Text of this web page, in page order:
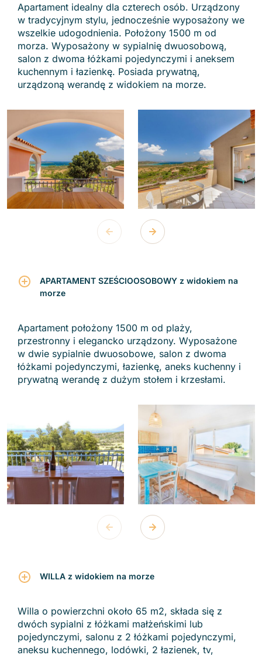
Apartament idealny dla czterech osób. Urządzony
w tradycyjnym stylu, jednocześnie wyposażony we
wszelkie udogodnienia. Położony 1500 m od
morza. Wyposażony w sypialnię dwuosobową,
salon z dwoma łóżkami pojedynczymi i aneksem
kuchennym i łazienkę. Posiada prywatną,
urządzoną werandę z widokiem na morze.
APARTAMENT SZEŚCIOOSOBOWY z widokiem na
morze
Apartament położony 1500 m od plaży,
przestronny i elegancko urządzony. Wyposażone
w dwie sypialnie dwuosobowe, salon z dwoma
łóżkami pojedynczymi, łazienkę, aneks kuchenny i
prywatną werandę z dużym stołem i krzesłami.
WILLA z widokiem na morze
Willa o powierzchni około 65 m2, składa się z
dwóch sypialni z łóżkami małżeńskimi lub
pojedynczymi, salonu z 2 łóżkami pojedynczymi,
aneksu kuchennego, lodówki, 2 łazienek, tv,